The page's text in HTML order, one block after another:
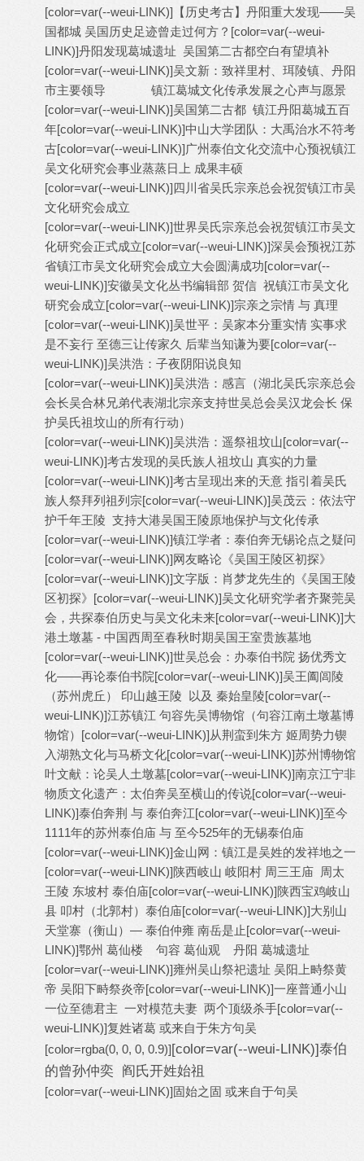
[color=var(--weui-LINK)] 【历史考古】丹阳重大发现——吴
国都城 吴国历史足迹曾走过何方？ [color=var(--weui-
LINK)]丹阳发现葛城遗址 吴国第二古都空白有望填补
[color=var(--weui-LINK)]吴文新：致祥里村、珥陵镇、丹阳
市主要领导 镇江葛城文化传承发展之心声与愿景
[color=var(--weui-LINK)]吴国第二古都 镇江丹阳葛城五百
年[color=var(--weui-LINK)]中山大学团队：大禹治水不符考
古[color=var(--weui-LINK)]广州泰伯文化交流中心预祝镇江
吴文化研究会事业蒸蒸日上 成果丰硕
[color=var(--weui-LINK)]四川省吴氏宗亲总会祝贺镇江市吴
文化研究会成立
[color=var(--weui-LINK)]世界吴氏宗亲总会祝贺镇江市吴文
化研究会正式成立[color=var(--weui-LINK)]深吴会预祝江苏
省镇江市吴文化研究会成立大会圆满成功[color=var(--
weui-LINK)]安徽吴文化丛书编辑部 贺信 祝镇江市吴文化
研究会成立[color=var(--weui-LINK)]宗亲之宗情 与 真理
[color=var(--weui-LINK)]吴世平：吴家本分重实情 实事求
是不妄行 至德三让传家久 后辈当知谦为要[color=var(--
weui-LINK)]吴洪浩：子夜阴阳说良知
[color=var(--weui-LINK)]吴洪浩：感言（湖北吴氏宗亲总会
会长吴合林兄弟代表湖北宗亲支持世吴总会吴汉龙会长 保
护吴氏祖坟山的所有行动）
[color=var(--weui-LINK)]吴洪浩：遥祭祖坟山[color=var(--
weui-LINK)]考古发现的吴氏族人祖坟山 真实的力量
[color=var(--weui-LINK)]考古呈现出来的天意 指引着吴氏
族人祭拜列祖列宗[color=var(--weui-LINK)]吴茂云：依法守
护千年王陵 支持大港吴国王陵原地保护与文化传承
[color=var(--weui-LINK)]镇江学者：泰伯奔无锡论点之疑问
[color=var(--weui-LINK)]网友略论《吴国王陵区初探》
[color=var(--weui-LINK)]文字版：肖梦龙先生的《吴国王陵
区初探》 [color=var(--weui-LINK)]吴文化研究学者齐聚莞吴
会，共探泰伯历史与吴文化未来[color=var(--weui-LINK)]大
港土墩墓 - 中国西周至春秋时期吴国王室贵族墓地
[color=var(--weui-LINK)]世吴总会：办泰伯书院 扬优秀文
化——再论泰伯书院[color=var(--weui-LINK)]吴王阖闾陵
（苏州虎丘） 印山越王陵 以及 秦始皇陵[color=var(--
weui-LINK)]江苏镇江 句容先吴博物馆（句容江南土墩墓博
物馆） [color=var(--weui-LINK)]从荆蛮到朱方 姬周势力锲
入湖熟文化与马桥文化[color=var(--weui-LINK)]苏州博物馆
叶文献：论吴人土墩墓[color=var(--weui-LINK)]南京江宁非
物质文化遗产：太伯奔吴至横山的传说[color=var(--weui-
LINK)]泰伯奔荆 与 泰伯奔江[color=var(--weui-LINK)]至今
1111年的苏州泰伯庙 与 至今525年的无锡泰伯庙
[color=var(--weui-LINK)]金山网：镇江是吴姓的发祥地之一
[color=var(--weui-LINK)]陕西岐山 岐阳村 周三王庙 周太
王陵 东坡村 泰伯庙[color=var(--weui-LINK)]陕西宝鸡岐山
县 叩村（北郭村）泰伯庙[color=var(--weui-LINK)]大别山
天堂寨（衡山）— 泰伯仲雍 南岳是止[color=var(--weui-
LINK)]鄂州 葛仙楼 句容 葛仙观 丹阳 葛城遗址
[color=var(--weui-LINK)]雍州吴山祭祀遗址 吴阳上畤祭黄
帝 吴阳下畤祭炎帝[color=var(--weui-LINK)]一座普通小山
一位至德君主 一对模范夫妻 两个顶级杀手[color=var(--
weui-LINK)]复姓诸葛 或来自于朱方句吴
[color=rgba(0, 0, 0, 0.9)][color=var(--weui-LINK)]泰伯
的曾孙仲奕 阎氏开姓始祖
[color=var(--weui-LINK)]固始之固 或来自于句吴